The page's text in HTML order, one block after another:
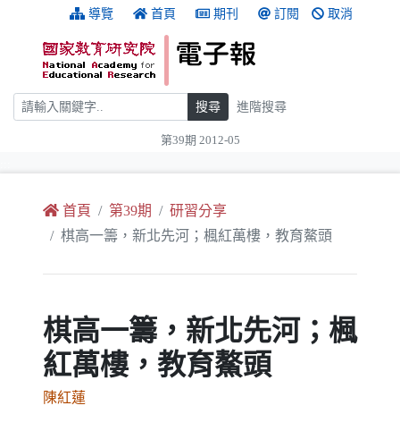
跳到主要內容 導覽 首頁 期刊 訂閱 取消
搜尋 搜尋 進階搜尋
第39期 2012-05
首頁 第39期
研習分享
棋高一籌，新北先河；楓紅萬樓，教育鰲頭
棋高一籌，新北先河；楓
紅萬樓，教育鰲頭
陳紅蓮